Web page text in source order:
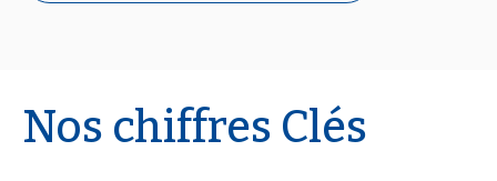
Nos chiffres Clés